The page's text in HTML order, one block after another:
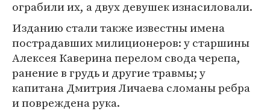
ограбили их, а двух девушек изнасиловали.
Изданию стали также известны имена
пострадавших милиционеров: у старшины
Алексея Каверина перелом свода черепа,
ранение в грудь и другие травмы; у
капитана Дмитрия Личаева сломаны ребра
и повреждена рука.